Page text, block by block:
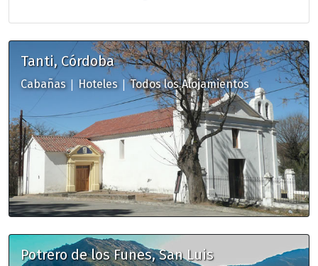
Tanti, Córdoba
Cabañas| Hoteles|Todos los Alojamientos
Potrero de los Funes, San Luis